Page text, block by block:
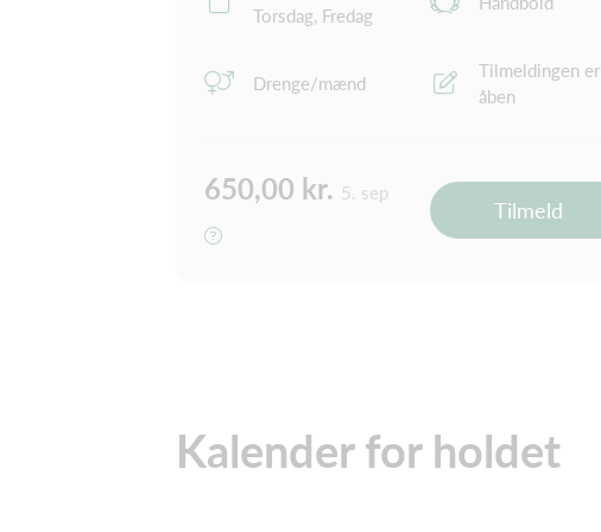
Torsdag, Fredag
Drenge/mænd
Tilmeldingen er
åben
650,00 kr. 5. sep
Tilmeld
Kalender for holdet